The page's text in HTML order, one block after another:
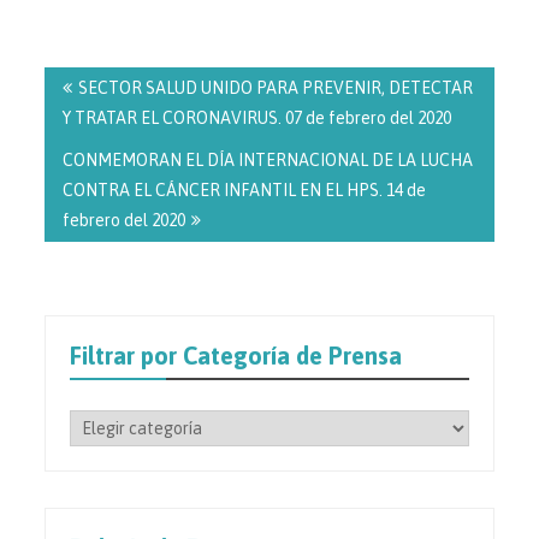
de
entradas
SECTOR SALUD UNIDO PARA PREVENIR, DETECTAR
Y TRATAR EL CORONAVIRUS. 07 de febrero del 2020
CONMEMORAN EL DÍA INTERNACIONAL DE LA LUCHA
CONTRA EL CÁNCER INFANTIL EN EL HPS. 14 de
febrero del 2020
Filtrar por Categoría de Prensa
Filtrar